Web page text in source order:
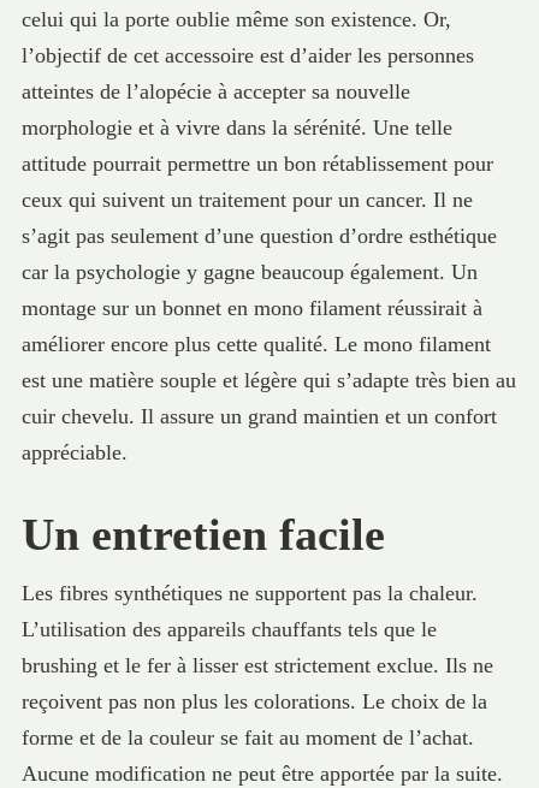
celui qui la porte oublie même son existence. Or,
l’objectif de cet accessoire est d’aider les personnes
atteintes de l’alopécie à accepter sa nouvelle
morphologie et à vivre dans la sérénité. Une telle
attitude pourrait permettre un bon rétablissement pour
ceux qui suivent un traitement pour un cancer. Il ne
s’agit pas seulement d’une question d’ordre esthétique
car la psychologie y gagne beaucoup également. Un
montage sur un bonnet en mono filament réussirait à
améliorer encore plus cette qualité. Le mono filament
est une matière souple et légère qui s’adapte très bien au
cuir chevelu. Il assure un grand maintien et un confort
appréciable.
Un entretien facile
Les fibres synthétiques ne supportent pas la chaleur.
L’utilisation des appareils chauffants tels que le
brushing et le fer à lisser est strictement exclue. Ils ne
reçoivent pas non plus les colorations. Le choix de la
forme et de la couleur se fait au moment de l’achat.
Aucune modification ne peut être apportée par la suite.